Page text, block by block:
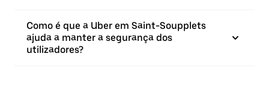
Como é que a Uber em Saint-Soupplets
ajuda a manter a segurança dos
utilizadores?